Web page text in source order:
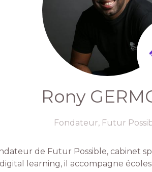
Rony
Fondateur, Futur
de Futur Possible, cabinet
learning, il accompagne